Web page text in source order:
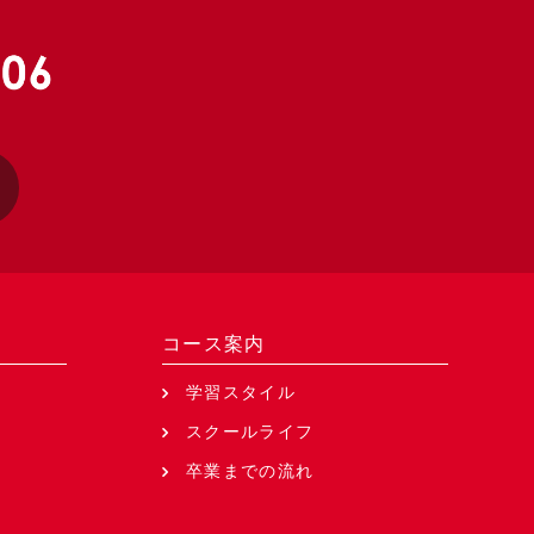
コース案内
学習スタイル
スクールライフ
卒業までの流れ